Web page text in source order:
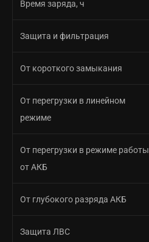
Время заряда, ч
Защита и фильтрация
От короткого замыкания
От перегрузки в линейном
режиме
От перегрузки в режиме работы
от АКБ
От глубокого разряда АКБ
Защита ЛВС